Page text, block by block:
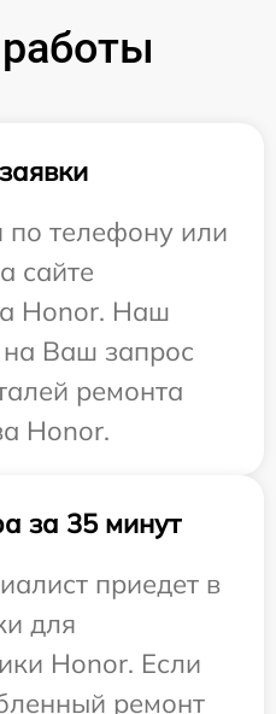
по телефону или
сайте
Honor. Наш
на Ваш запрос
ремонта
Honor.
за 35 минут
приедет в
для
Honor. Если
ремонт